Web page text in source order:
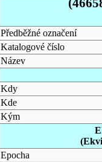
Předběžné označení
Katalogové číslo
Název
Kdy
Kde
Kým
Epocha